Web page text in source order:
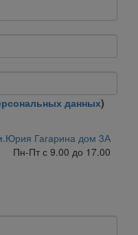
данных)
Гагарина дом 3А
Пн-Пт с 9.00 до 17.00